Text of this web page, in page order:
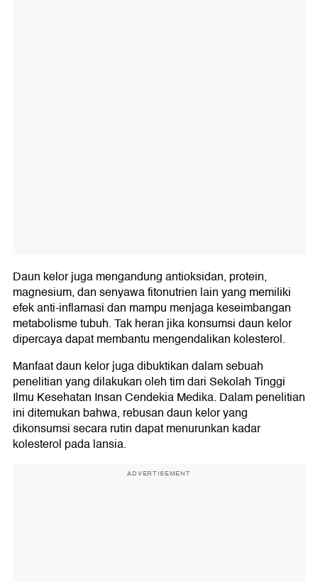
Daun kelor juga mengandung antioksidan, protein,
magnesium, dan senyawa fitonutrien lain yang memiliki
efek anti-inflamasi dan mampu menjaga keseimbangan
metabolisme tubuh. Tak heran jika konsumsi daun kelor
dipercaya dapat membantu mengendalikan kolesterol.
Manfaat daun kelor juga dibuktikan dalam sebuah
penelitian yang dilakukan oleh tim dari Sekolah Tinggi
Ilmu Kesehatan Insan Cendekia Medika. Dalam penelitian
ini ditemukan bahwa, rebusan daun kelor yang
dikonsumsi secara rutin dapat menurunkan kadar
kolesterol pada lansia.
ADVERTISEMENT